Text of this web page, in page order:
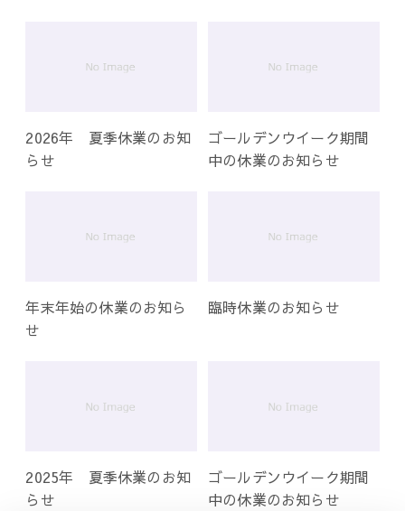
2026年 夏季休業のお知
らせ
ゴールデンウイーク期間
中の休業のお知らせ
年末年始の休業のお知ら
せ
臨時休業のお知らせ
2025年 夏季休業のお知
らせ
ゴールデンウイーク期間
中の休業のお知らせ